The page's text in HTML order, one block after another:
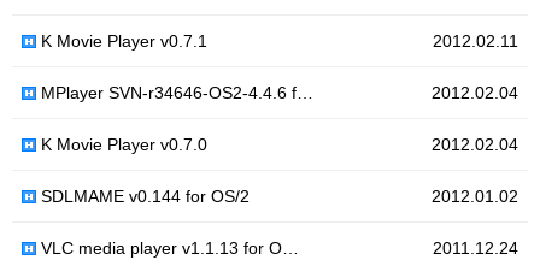
2012.02.11
K Movie Player v0.7.1
2012.02.04
MPlayer SVN-r34646-OS2-4.4.6 f…
2012.02.04
K Movie Player v0.7.0
2012.01.02
SDLMAME v0.144 for OS/2
2011.12.24
VLC media player v1.1.13 for O…